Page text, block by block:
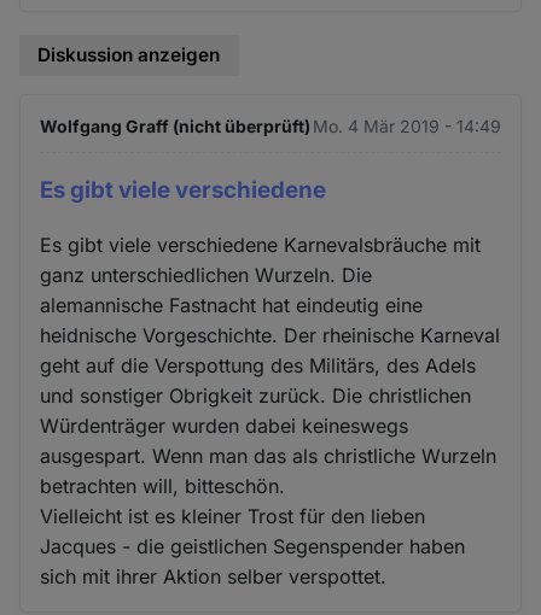
Diskussion anzeigen
Wolfgang Graff (nicht überprüft) Mo. 4 Mär 2019 - 14:49
Es gibt viele verschiedene
Es gibt viele verschiedene Karnevalsbräuche mit
ganz unterschiedlichen Wurzeln. Die
alemannische Fastnacht hat eindeutig eine
heidnische Vorgeschichte. Der rheinische Karneval
geht auf die Verspottung des Militärs, des Adels
und sonstiger Obrigkeit zurück. Die christlichen
Würdenträger wurden dabei keineswegs
ausgespart. Wenn man das als christliche Wurzeln
betrachten will, bitteschön.
Vielleicht ist es kleiner Trost für den lieben
Jacques - die geistlichen Segenspender haben
sich mit ihrer Aktion selber verspottet.